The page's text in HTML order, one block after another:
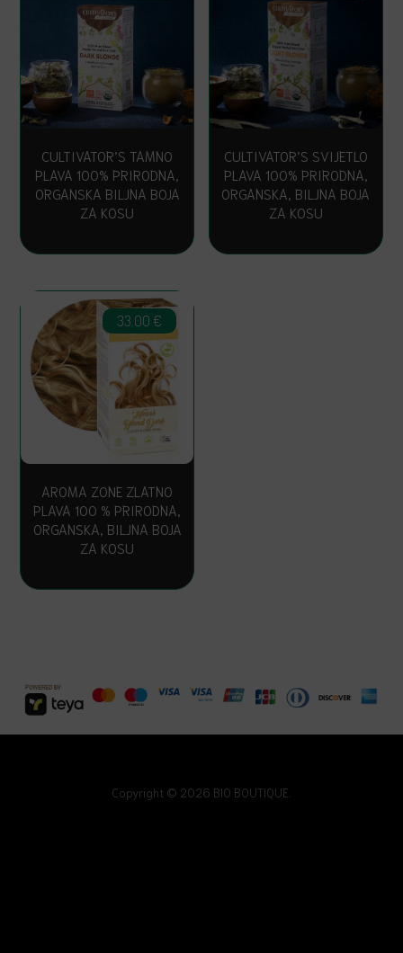
CULTIVATOR’S TAMNO
PLAVA 100% PRIRODNA,
ORGANSKA BILJNA BOJA
ZA KOSU
CULTIVATOR’S SVIJETLO
PLAVA 100% PRIRODNA,
ORGANSKA, BILJNA BOJA
ZA KOSU
AROMA ZONE ZLATNO
PLAVA 100 % PRIRODNA,
ORGANSKA, BILJNA BOJA
ZA KOSU
33.00 €
Copyright © 2026 BIO BOUTIQUE.